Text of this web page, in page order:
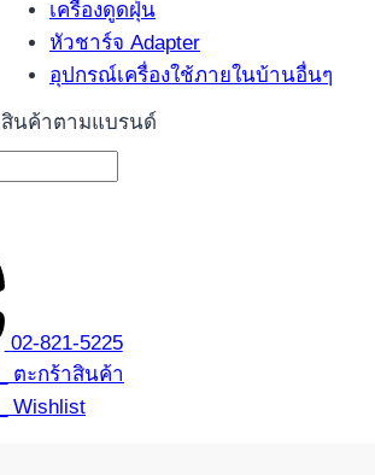
เครื่องดูดฝุ่น
หัวชาร์จ Adapter
อุปกรณ์เครื่องใช้ภายในบ้านอื่นๆ
สินค้าตามแบรนด์
02-821-5225
ตะกร้าสินค้า
Wishlist